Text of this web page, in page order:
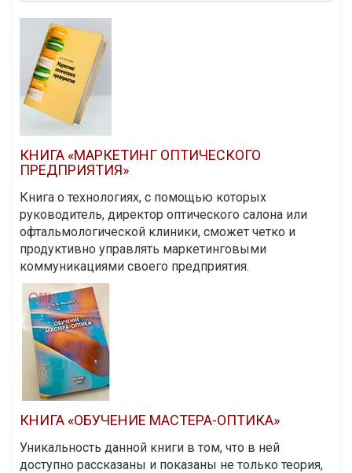
КНИГА «МАРКЕТИНГ ОПТИЧЕСКОГО
ПРЕДПРИЯТИЯ»
Книга о технологиях, с помощью которых
руководитель, директор оптического салона или
офтальмологической клиники, сможет четко и
продуктивно управлять маркетинговыми
коммуникациями своего предприятия.
КНИГА «ОБУЧЕНИЕ МАСТЕРА-ОПТИКА»
Уникальность данной книги в том, что в ней
доступно рассказаны и показаны не только теория,